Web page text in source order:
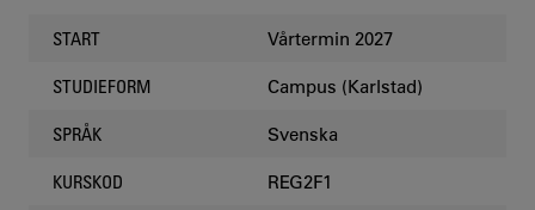
START Vårtermin 2027
STUDIEFORM Campus (Karlstad)
SPRÅK Svenska
KURSKOD REG2F1